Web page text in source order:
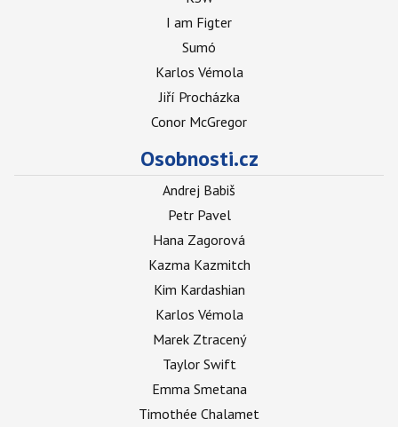
I am Figter
Sumó
Karlos Vémola
Jiří Procházka
Conor McGregor
Osobnosti.cz
Andrej Babiš
Petr Pavel
Hana Zagorová
Kazma Kazmitch
Kim Kardashian
Karlos Vémola
Marek Ztracený
Taylor Swift
Emma Smetana
Timothée Chalamet